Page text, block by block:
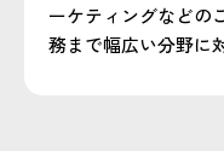
ーケティングなどの
務まで幅広い分野に